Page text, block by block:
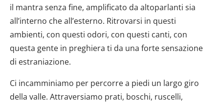
il mantra senza fine, amplificato da altoparlanti sia
all’interno che all’esterno. Ritrovarsi in questi
ambienti, con questi odori, con questi canti, con
questa gente in preghiera ti da una forte sensazione
di estraniazione.
Ci incamminiamo per percorre a piedi un largo giro
della valle. Attraversiamo prati, boschi, ruscelli,